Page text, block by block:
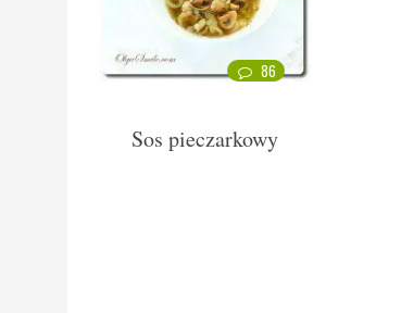
86
Sos pieczarkowy